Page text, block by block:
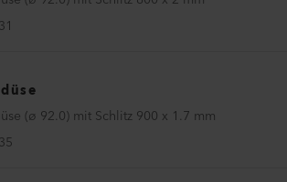
(ø 92.0) mit Schlitz 900 x 1.7 mm